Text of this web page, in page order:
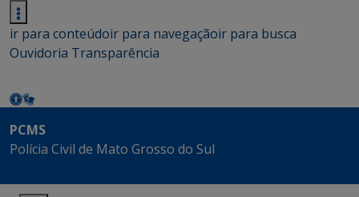
ir para conteúdoir para navegaçãoir para busca
Ouvidoria Transparência
PCMS
Polícia Civil de Mato Grosso do Sul